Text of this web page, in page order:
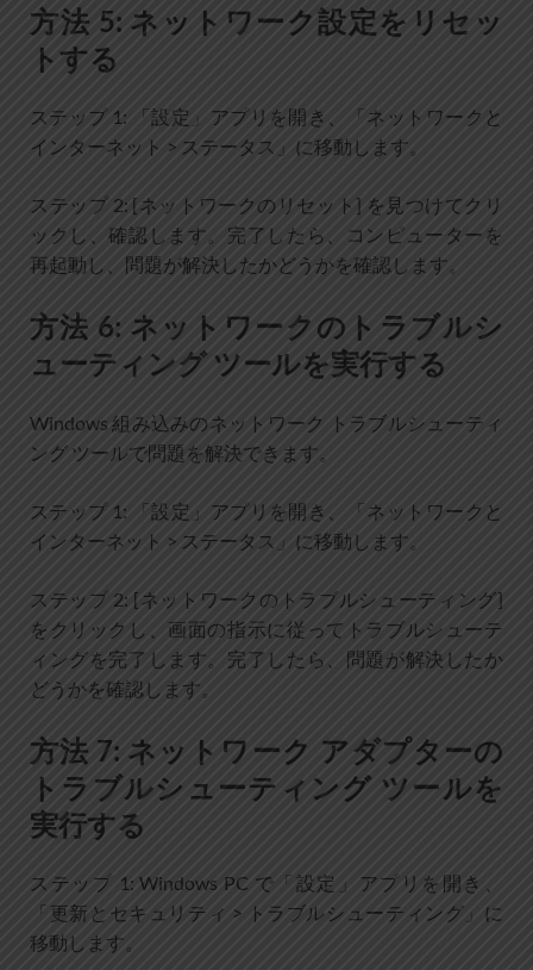
方法 5: ネットワーク設定をリセッ
トする
ステップ 1: 「設定」アプリを開き、「ネットワークと
インターネット > ステータス」に移動します。
ステップ 2: [ネットワークのリセット] を見つけてクリ
ックし、確認します。完了したら、コンピューターを
再起動し、問題が解決したかどうかを確認します。
方法 6: ネットワークのトラブルシ
ューティング ツールを実行する
Windows 組み込みのネットワーク トラブルシューティ
ング ツールで問題を解決できます。
ステップ 1: 「設定」アプリを開き、「ネットワークと
インターネット > ステータス」に移動します。
ステップ 2: [ネットワークのトラブルシューティング]
をクリックし、画面の指示に従ってトラブルシューテ
ィングを完了します。完了したら、問題が解決したか
どうかを確認します。
方法 7: ネットワーク アダプターの
トラブルシューティング ツールを
実行する
ステップ 1: Windows PC で「設定」アプリを開き、
「更新とセキュリティ > トラブルシューティング」に
移動します。